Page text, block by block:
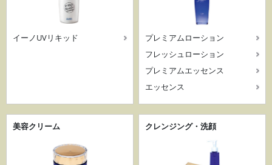
イーノUVリキッド
プレミアムローション
フレッシュローション
プレミアムエッセンス
エッセンス
美容クリーム クレンジング・洗顔